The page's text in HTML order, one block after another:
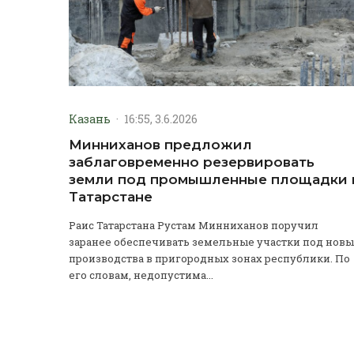
Казань · 16:55, 3.6.2026
Минниханов предложил
заблаговременно резервировать
земли под промышленные площадки
Татарстане
Раис Татарстана Рустам Минниханов поручил
заранее обеспечивать земельные участки под
производства в пригородных зонах республики. По
его словам, недопустима...